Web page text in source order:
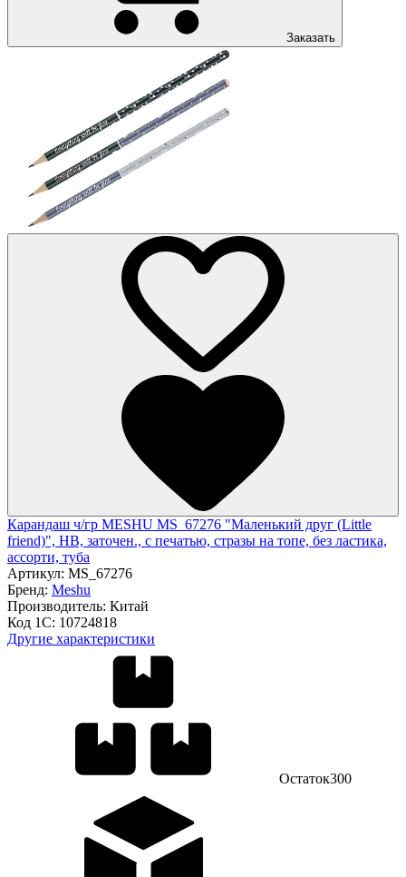
Заказать
Карандаш ч/гр MESHU MS_67276 "Маленький друг (Little
friend)", HB, заточен., с печатью, стразы на топе, без ластика,
ассорти, туба
Артикул: MS_67276
Бренд: Meshu
Производитель: Китай
Код 1С: 10724818
Другие характеристики
Остаток300